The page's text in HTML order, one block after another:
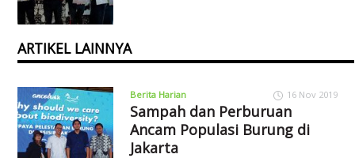
ARTIKEL LAINNYA
Berita Harian 16 Nov 2019
Sampah dan Perburuan
Ancam Populasi Burung di
Jakarta